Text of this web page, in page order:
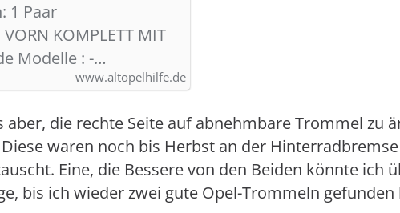
1 Paar
KOMPLETT MIT
Modelle : -…
www.altopelhilfe.de
aber, die rechte Seite auf abnehmbare Trommel zu
waren noch bis Herbst an der
Eine, die Bessere von den Beiden könnte ich
bis ich wieder zwei gute Opel-Trommeln gefunden